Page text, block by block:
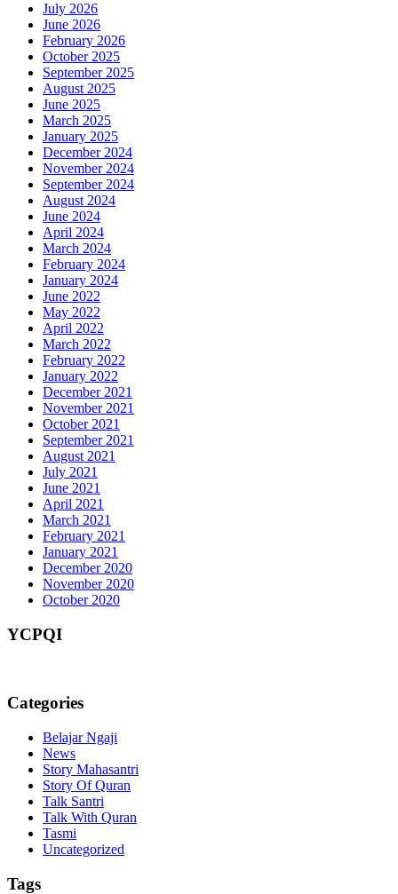
July 2026
June 2026
February 2026
October 2025
September 2025
August 2025
June 2025
March 2025
January 2025
December 2024
November 2024
September 2024
August 2024
June 2024
April 2024
March 2024
February 2024
January 2024
June 2022
May 2022
April 2022
March 2022
February 2022
January 2022
December 2021
November 2021
October 2021
September 2021
August 2021
July 2021
June 2021
April 2021
March 2021
February 2021
January 2021
December 2020
November 2020
October 2020
YCPQI
Categories
Belajar Ngaji
News
Story Mahasantri
Story Of Quran
Talk Santri
Talk With Quran
Tasmi
Uncategorized
Tags